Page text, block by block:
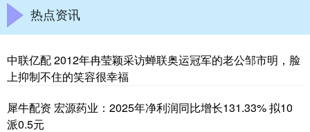
热点资讯
中联亿配 2012年冉莹颖采访蝉联奥运冠军的老公邹市明，脸
上抑制不住的笑容很幸福
犀牛配资 宏源药业：2025年净利润同比增长131.33% 拟10
派0.5元